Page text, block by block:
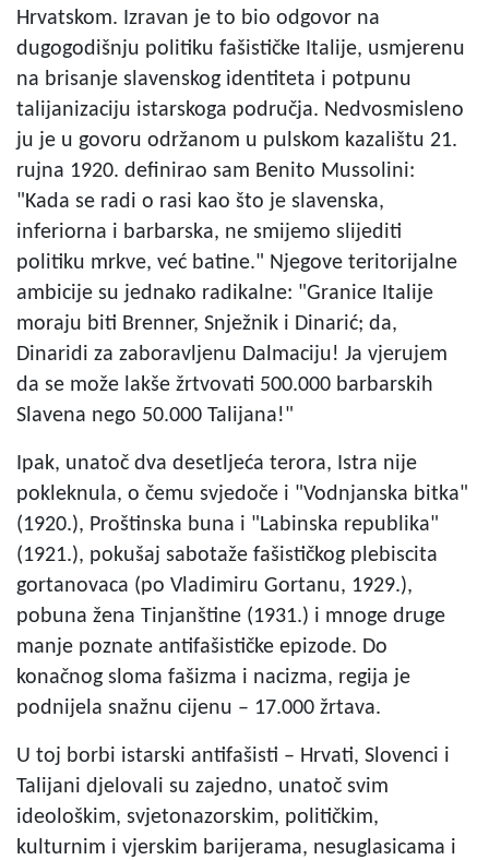
Hrvatskom. Izravan je to bio odgovor na
dugogodišnju politiku fašističke Italije, usmjerenu
na brisanje slavenskog identiteta i potpunu
talijanizaciju istarskoga područja. Nedvosmisleno
ju je u govoru održanom u pulskom kazalištu 21.
rujna 1920. definirao sam Benito Mussolini:
"Kada se radi o rasi kao što je slavenska,
inferiorna i barbarska, ne smijemo slijediti
politiku mrkve, već batine." Njegove teritorijalne
ambicije su jednako radikalne: "Granice Italije
moraju biti Brenner, Snježnik i Dinarić; da,
Dinaridi za zaboravljenu Dalmaciju! Ja vjerujem
da se može lakše žrtvovati 500.000 barbarskih
Slavena nego 50.000 Talijana!"
Ipak, unatoč dva desetljeća terora, Istra nije
pokleknula, o čemu svjedoče i "Vodnjanska bitka"
(1920.), Proštinska buna i "Labinska republika"
(1921.), pokušaj sabotaže fašističkog plebiscita
gortanovaca (po Vladimiru Gortanu, 1929.),
pobuna žena Tinjanštine (1931.) i mnoge druge
manje poznate antifašističke epizode. Do
konačnog sloma fašizma i nacizma, regija je
podnijela snažnu cijenu – 17.000 žrtava.
U toj borbi istarski antifašisti – Hrvati, Slovenci i
Talijani djelovali su zajedno, unatoč svim
ideološkim, svjetonazorskim, političkim,
kulturnim i vjerskim barijerama, nesuglasicama i